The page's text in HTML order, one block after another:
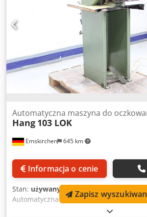
500 Zszywanie-składanie / Zszywanie-
Amjxdfblsaowa Format / Rozmiar min.
350x500mm 2 uniwersalne głowice
zszywające Hohner 48/5S Prasownia/
500-P Frezarka czołowa DBM 500T
/ Przenośnik dostawczy DBM -LS
mostu LUL -HM W tym kompresor /
Rietschle Inspekcja wideo online przez
Zoom - Telegram Na stanie
Emskirchen 645 km
Automatyczna maszyna do
Hang 103 LOK
Informacja o cenie
Stan: używany , Automatyczna maszyna
Automatyczna maszyna do oczkowania
Numer seryjny 24707 Do małych i
Zapisz